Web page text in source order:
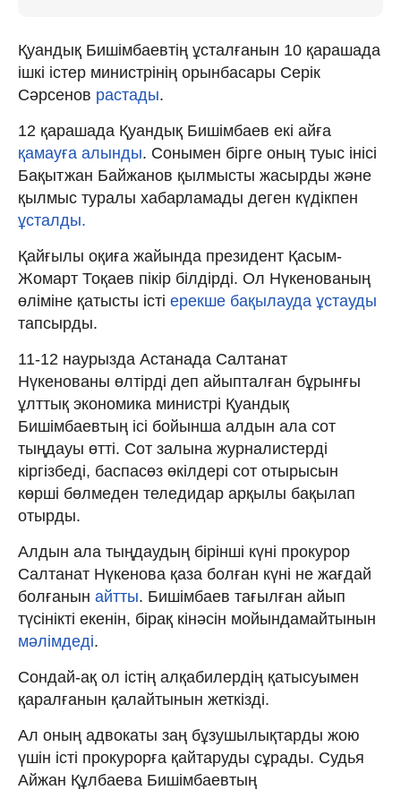
Қуандық Бишімбаевтің ұсталғанын 10 қарашада
ішкі істер министрінің орынбасары Серік
Сәрсенов растады.
12 қарашада Қуандық Бишімбаев екі айға
қамауға алынды. Сонымен бірге оның туыс інісі
Бақытжан Байжанов қылмысты жасырды және
қылмыс туралы хабарламады деген күдікпен
ұсталды.
Қайғылы оқиға жайында президент Қасым-
Жомарт Тоқаев пікір білдірді. Ол Нүкенованың
өліміне қатысты істі ерекше бақылауда ұстауды
тапсырды.
11-12 наурызда Астанада Салтанат
Нүкенованы өлтірді деп айыпталған бұрынғы
ұлттық экономика министрі Қуандық
Бишімбаевтың ісі бойынша алдын ала сот
тыңдауы өтті. Сот залына журналистерді
кіргізбеді, баспасөз өкілдері сот отырысын
көрші бөлмеден теледидар арқылы бақылап
отырды.
Алдын ала тыңдаудың бірінші күні прокурор
Салтанат Нүкенова қаза болған күні не жағдай
болғанын айтты. Бишімбаев тағылған айып
түсінікті екенін, бірақ кінәсін мойындамайтынын
мәлімдеді.
Сондай-ақ ол істің алқабилердің қатысуымен
қаралғанын қалайтынын жеткізді.
Ал оның адвокаты заң бұзушылықтарды жою
үшін істі прокурорға қайтаруды сұрады. Судья
Айжан Құлбаева Бишімбаевтың